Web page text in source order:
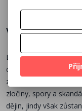
Více o knize
Dějiny nejsou jen
dynastických svazků,
zdrcujících porážek.
zločiny, spory a
dějin, jindy však